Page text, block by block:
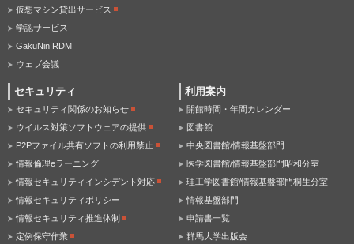
仮想マシン貸出サービス
学認サービス
GakuNin RDM
ウェブ会議
セキュリティ
セキュリティ関係のお知らせ
ウイルス対策ソフトウェアの提供
P2Pファイル共有ソフトの利用禁止
情報倫理eラーニング
情報セキュリティインシデント対応
情報セキュリティポリシー
情報セキュリティ推進体制
定例保守作業
利用案内
開館時間・年間カレンダー
図書館
中央図書館/情報基盤部門
医学図書館/情報基盤部門昭和分室
理工学図書館/情報基盤部門桐生分室
情報基盤部門
申請書一覧
群馬大学出版会